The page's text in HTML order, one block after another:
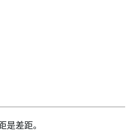
是差距。